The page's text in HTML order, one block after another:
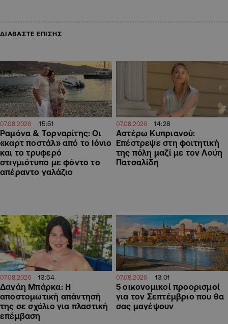
ΔΙΑΒΑΣΤΕ ΕΠΙΣΗΣ
07.08.2026 15:51
Ραμόνα & Τορναρίτης: Οι
«καρτ ποστάλ» από το Ιόνιο
και το τρυφερό
στιγμιότυπο με φόντο το
απέραντο γαλάζιο
07.08.2026 14:28
Αστέρω Κυπριανού:
Επέστρεψε στη φοιτητική
της πόλη μαζί με τον Λούη
Πατσαλίδη
07.08.2026 13:54
Δανάη Μπάρκα: Η
αποστομωτική απάντησή
της σε σχόλιο για πλαστική
επέμβαση
07.08.2026 13:01
5 οικονομικοί προορισμοί
για τον Σεπτέμβριο που θα
σας μαγέψουν